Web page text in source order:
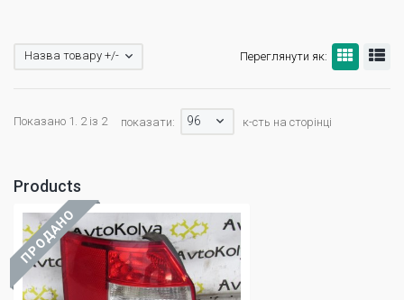
Переглянути як:
Назва товару +/-
Показано 1. 2 із 2 показати: 96 к-сть на сторінці
Products
ПРОДАНО